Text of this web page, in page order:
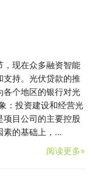
，现在众多融资智能
持。光伏贷款的推
各个地区的银行对光
：投资建设和经营光
项目公司的主要控股
素的基础上，…
阅读更多»